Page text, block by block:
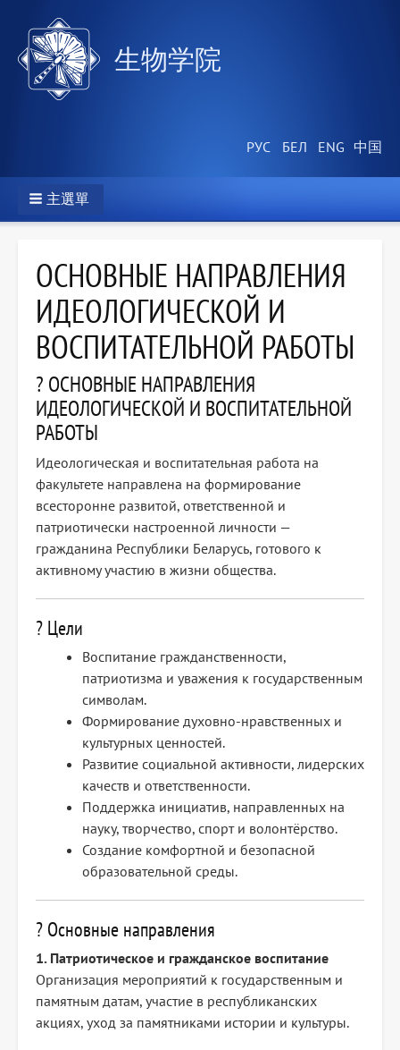
生物学院
主選單
ОСНОВНЫЕ НАПРАВЛЕНИЯ
ИДЕОЛОГИЧЕСКОЙ И
ВОСПИТАТЕЛЬНОЙ РАБОТЫ
? ОСНОВНЫЕ НАПРАВЛЕНИЯ
ИДЕОЛОГИЧЕСКОЙ И ВОСПИТАТЕЛЬНОЙ
РАБОТЫ
Идеологическая и воспитательная работа на
факультете направлена на формирование
всесторонне развитой, ответственной и
патриотически настроенной личности —
гражданина Республики Беларусь, готового к
активному участию в жизни общества.
? Цели
Воспитание гражданственности,
патриотизма и уважения к государственным
символам.
Формирование духовно-нравственных и
культурных ценностей.
Развитие социальной активности, лидерских
качеств и ответственности.
Поддержка инициатив, направленных на
науку, творчество, спорт и волонтёрство.
Создание комфортной и безопасной
образовательной среды.
? Основные направления
1. Патриотическое и гражданское воспитание
Организация мероприятий к государственным и
памятным датам, участие в республиканских
акциях, уход за памятниками истории и культуры.